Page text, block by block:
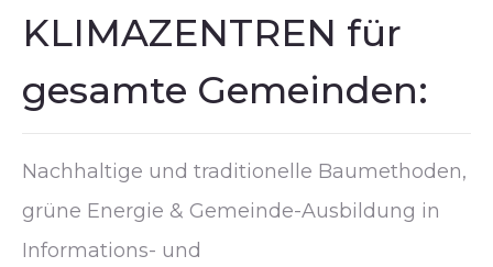
KLIMAZENTREN für
gesamte Gemeinden:
Nachhaltige und traditionelle Baumethoden,
grüne Energie & Gemeinde-Ausbildung in
Informations- und